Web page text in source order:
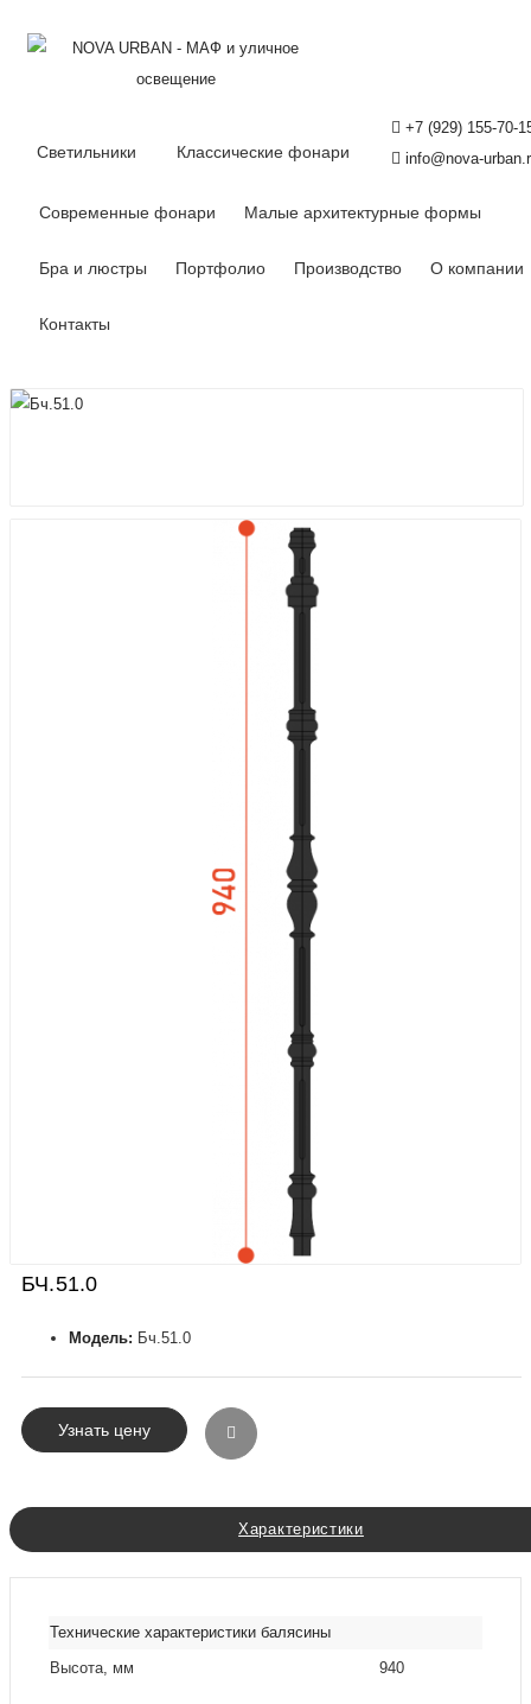
+7 (929) 155-70-
info@nova-
Светильники Классические фонари
Современные фонари Малые архитектурные формы
Бра и люстры Портфолио Производство О компании
Контакты
БЧ.51.0
Модель: Бч.51.0
Узнать цену
Характеристики
Технические характеристики балясины
Высота, мм
940